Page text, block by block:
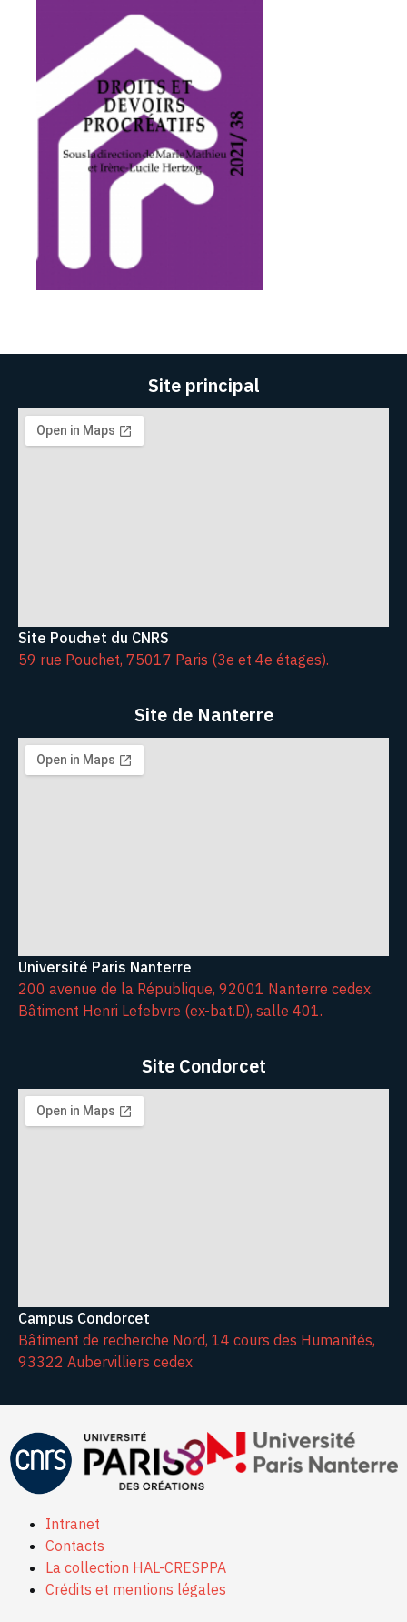
Site principal
Site Pouchet du CNRS
59 rue Pouchet, 75017 Paris (3e et 4e étages).
Site de Nanterre
Université Paris Nanterre
200 avenue de la République, 92001 Nanterre cedex.
Bâtiment Henri Lefebvre (ex-bat.D), salle 401.
Site Condorcet
Campus Condorcet
Bâtiment de recherche Nord, 14 cours des Humanités,
93322 Aubervilliers cedex
Intranet
Contacts
La collection HAL-CRESPPA
Crédits et mentions légales